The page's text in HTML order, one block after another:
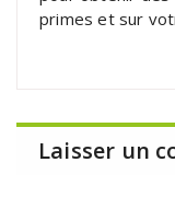
primes et sur
Laisser un